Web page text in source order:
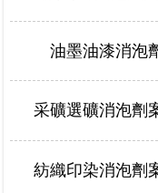
油墨油漆消泡
采礦選礦消泡劑
紡織印染消泡劑